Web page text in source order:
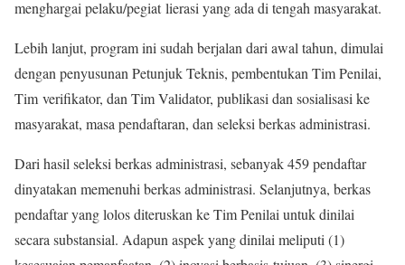
menghargai pelaku/pegiat lierasi yang ada di tengah masyarakat.
Lebih lanjut, program ini sudah berjalan dari awal tahun, dimulai
dengan penyusunan Petunjuk Teknis, pembentukan Tim Penilai,
Tim verifikator, dan Tim Validator, publikasi dan sosialisasi ke
masyarakat, masa pendaftaran, dan seleksi berkas administrasi.
Dari hasil seleksi berkas administrasi, sebanyak 459 pendaftar
dinyatakan memenuhi berkas administrasi. Selanjutnya, berkas
pendaftar yang lolos diteruskan ke Tim Penilai untuk dinilai
secara substansial. Adapun aspek yang dinilai meliputi (1)